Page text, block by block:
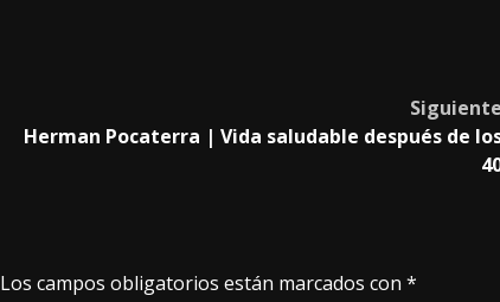
Siguiente
Herman Pocaterra | Vida saludable después de
Los campos obligatorios están marcados con *